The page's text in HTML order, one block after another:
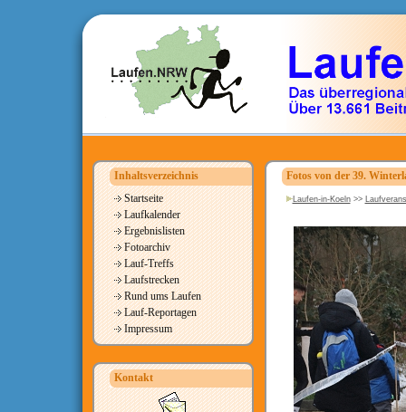
Inhaltsverzeichnis
Startseite
Laufkalender
Ergebnislisten
Fotoarchiv
Lauf-Treffs
Laufstrecken
Rund ums Laufen
Lauf-Reportagen
Impressum
Kontakt
Fotos von der 39.
Laufen-in-Koeln>>